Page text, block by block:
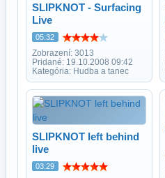
SLIPKNOT - Surfacing
Live
05:32
Zobrazení: 3013
Pridané: 19.10.2008 09:42
Kategória: Hudba a tanec
SLIPKNOT left behind
live
03:29